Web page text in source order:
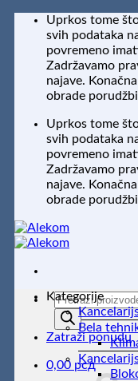
Preskoči
sadržaj
Uprkos tome
svih podataka
povremeno
Zadržavamo
najave.
obrade
Uprkos tome
svih podataka
povremeno
Zadržavamo
najave.
obrade
Products
search
Zatraži ponudu
0,00 рсд
Kategorije
Bela